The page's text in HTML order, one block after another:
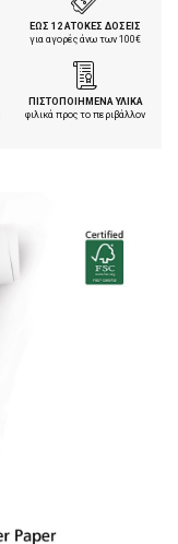
ΕΩΣ 12 ΑΤΟΚΕΣ ΔΟΣΕΙΣ
για αγορές άνω των 100€
ΠΙΣΤΟΠΟΙΗΜΕΝΑ ΥΛΙΚΑ
φιλικά προς το περιβάλλον